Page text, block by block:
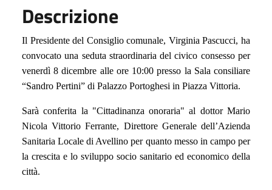
Descrizione
Il Presidente del Consiglio comunale, Virginia Pascucci, ha
convocato una seduta straordinaria del civico consesso per
venerdì 8 dicembre alle ore 10:00 presso la Sala consiliare
“Sandro Pertini” di Palazzo Portoghesi in Piazza Vittoria.
Sarà conferita la "Cittadinanza onoraria" al dottor Mario
Nicola Vittorio Ferrante, Direttore Generale dell’Azienda
Sanitaria Locale di Avellino per quanto messo in campo per
la crescita e lo sviluppo socio sanitario ed economico della
città.